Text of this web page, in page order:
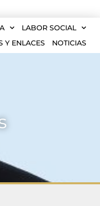
LABOR SOCIAL
Y ENLACES
NOTICIAS